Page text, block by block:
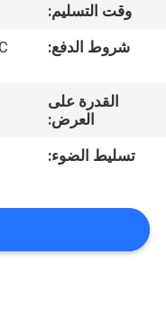
مراقبة
الجودة
اتصل
اطلب
وقت التسليم:
شروط الدفع:
القدرة على
العرض:
تسليط الضوء: